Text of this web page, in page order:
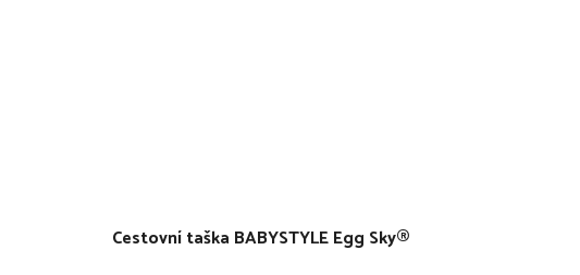
Cestovní taška BABYSTYLE Egg Sky®